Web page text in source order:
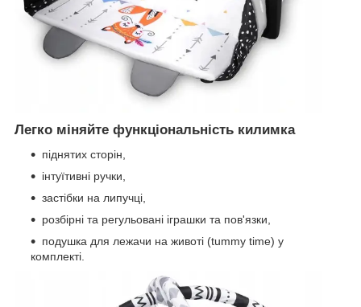
Легко міняйте функціональність килимка
піднятих сторін,
інтуїтивні ручки,
застібки на липучці,
розбірні та регульовані іграшки та пов'язки,
подушка для лежачи на животі (tummy time) у
комплекті.